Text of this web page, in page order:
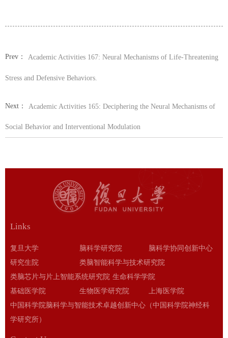
Prev： Academic Activities 167: Neural Mechanisms of Life-Threatening
Stress and Defensive Behaviors.
Next： Academic Activities 165: Deciphering the Neural Mechanisms of
Social Behavior and Interventional Modulation
Links
复旦大学 脑科学研究院
脑科学协同创新中心
研究生院
类脑智能科学与技术研究院
类脑芯片与片上智能系统研究院 生命科学学院
基础医学院
生物医学研究院
上海医学院
中国科学院脑科学与智能技术卓越创新中心（中国科学院神经科
学研究所）